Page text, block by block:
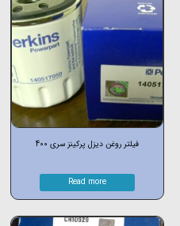
فیلتر روغن دیزل پرکینز سری 400
Read more